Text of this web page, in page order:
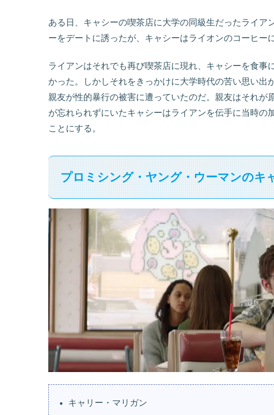
ある日、キャシーの喫茶店に大学の同級生だったライア
ーをデートに誘ったが、キャシーはライオンのコーヒー
ライアンはそれでも再び喫茶店に現れ、キャシーを食事
かった。しかしそれをきっかけに大学時代の苦い思い出
親友が性的暴行の被害に遭っていたのだ。親友はそれが
が忘れられずにいたキャシーはライアンを伝手に当時の
ことにする。
プロミシング・ヤング・ウーマンのキ
キャリー・マリガン